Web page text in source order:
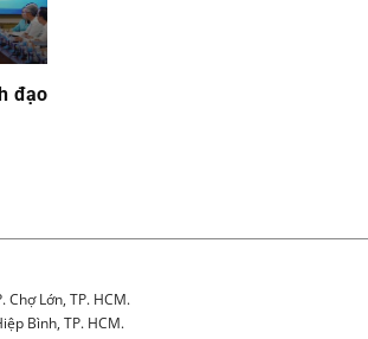
đạo
Chợ Lớn, TP. HCM.
Bình, TP. HCM.